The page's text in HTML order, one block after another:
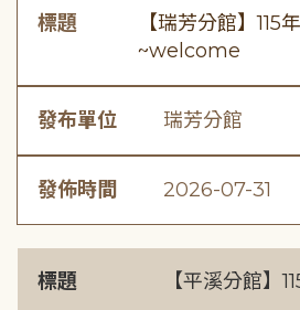
標題
【瑞芳分館】115
~welcome
發布單位 瑞芳分館
發佈時間 2026-07-31
標題 【平溪分館】